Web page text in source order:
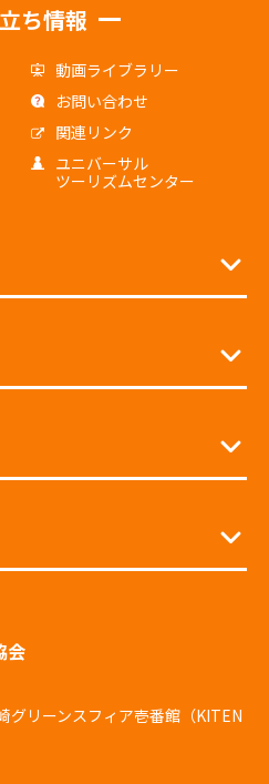
ち情報
動画ライブラリー
お問い合わせ
関連リンク
ユニバーサル
ツーリズムセンター
会
グリーンスフィア壱番館（KITEN